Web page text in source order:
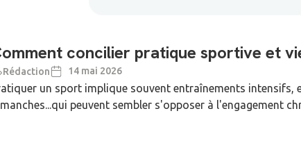
concilier pratique sportive et
Rédaction 14 mai 2026
un sport implique souvent entraînements
peuvent sembler s'opposer à l'engagement